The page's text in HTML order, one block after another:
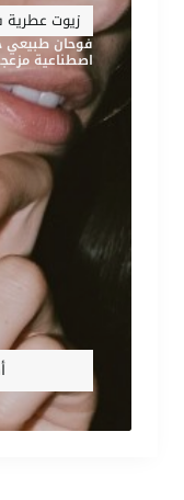
زيوت عطرية
فوحان طبيعي
اصطناعية